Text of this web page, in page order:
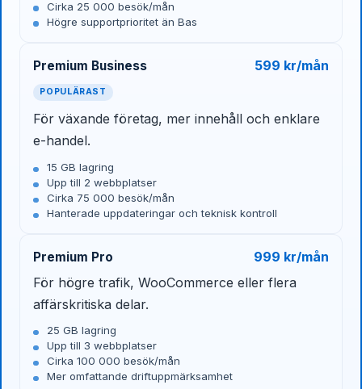
Cirka 25 000 besök/mån
Högre supportprioritet än Bas
Premium Business 599 kr/mån
POPULÄRAST
För växande företag, mer innehåll och enklare
e-handel.
15 GB lagring
Upp till 2 webbplatser
Cirka 75 000 besök/mån
Hanterade uppdateringar och teknisk kontroll
Premium Pro
999 kr/mån
För högre trafik, WooCommerce eller flera
affärskritiska delar.
25 GB lagring
Upp till 3 webbplatser
Cirka 100 000 besök/mån
Mer omfattande driftuppmärksamhet